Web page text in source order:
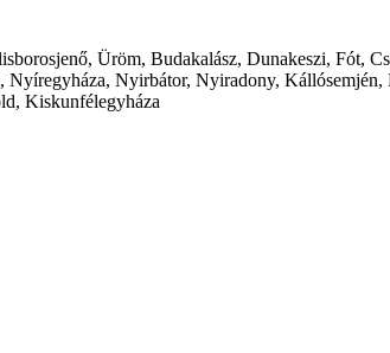
Üröm, Budakalász, Dunakeszi, Fót,
Nyirbátor, Nyiradony, Kállósemjén,
Kiskunfélegyháza